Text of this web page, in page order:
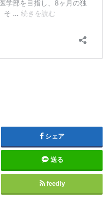
シェア
送る
feedly